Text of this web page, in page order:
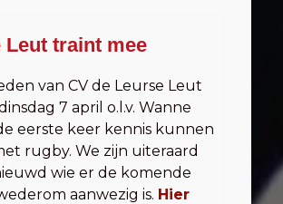
Leut traint mee
van CV de Leurse Leut
7 april o.l.v. Wanne
eerste keer kennis kunnen
rugby. We zijn uiteraard
wie er de komende
aanwezig is. Hier